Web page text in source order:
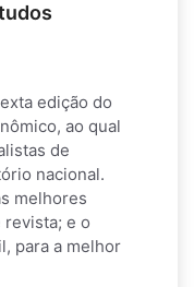
edição do
ao qual
de
nacional.
melhores
revista; e o
para a melhor